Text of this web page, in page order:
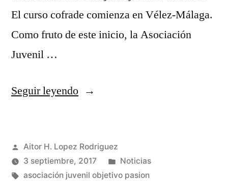
El curso cofrade comienza en Vélez-Málaga.
Como fruto de este inicio, la Asociación
Juvenil …
Seguir leyendo«Objetivo
su
Junta
Publicado
por
Aitor H. Lopez Rodriguez
3 septiembre, 2017
Publicado
en
Noticias
Etiquetas:
asociación juvenil objetivo pasion